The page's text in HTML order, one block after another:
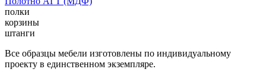
полки
корзины
штанги
Все образцы мебели изготовлены по индивидуальному
проекту в единственном экземпляре.